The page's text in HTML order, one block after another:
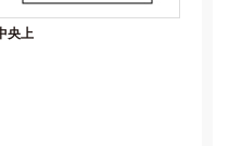
央上